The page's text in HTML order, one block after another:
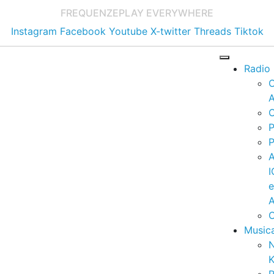
FREQUENZEPLAY EVERYWHERE
Instagram Facebook Youtube X-twitter Threads Tiktok
Radio
e